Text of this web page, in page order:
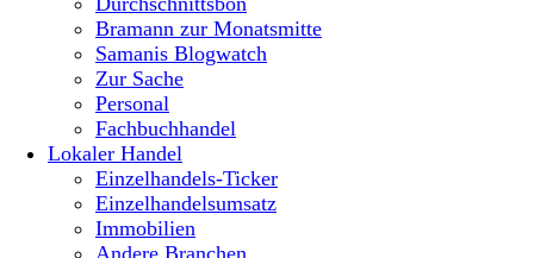
Bramann zur Monatsmitte
Samanis Blogwatch
Zur Sache
Personal
Fachbuchhandel
Lokaler Handel
Einzelhandels-Ticker
Einzelhandelsumsatz
Immobilien
Andere Branchen